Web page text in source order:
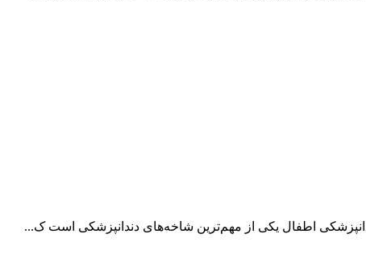
اطفال یکی از مهم‌ترین شاخه‌های دندانپزشکی است ک...